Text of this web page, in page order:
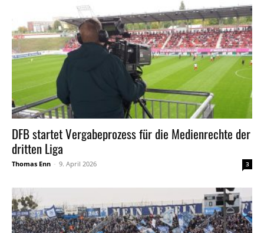
DFB startet Vergabeprozess für die Medienrechte der
dritten Liga
Thomas Enn - 9. April 2026 3